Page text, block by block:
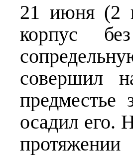
21 июня (2
корпус
совершил
осадил его.